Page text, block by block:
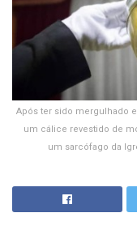
Após ter sido mergulhado
um cálice revestido de
um sarcófago da